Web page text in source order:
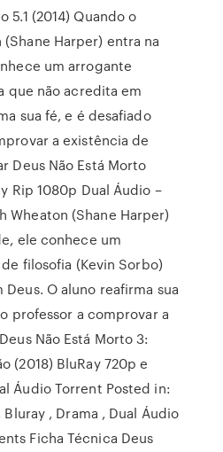
5.1 (2014) Quando o
Harper) entra na
um arrogante
que não acredita em
sua fé, e é desafiado
a existência de
Deus Não Está Morto
Rip 1080p Dual Áudio –
Wheaton (Shane Harper)
ele conhece um
filosofia (Kevin Sorbo)
O aluno reafirma sua
professor a comprovar a
Não Está Morto 3:
(2018) BluRay 720p e
Áudio Torrent Posted in:
, Drama , Dual Áudio
Ficha Técnica Deus